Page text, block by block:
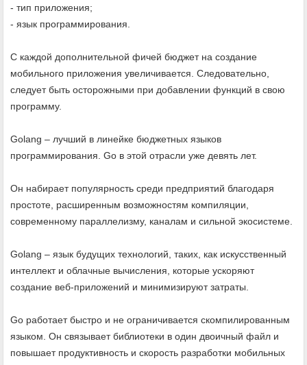
- тип приложения;
- язык программирования.
С каждой дополнительной фичей бюджет на создание
мобильного приложения увеличивается. Следовательно,
следует быть осторожными при добавлении функций в свою
программу.
Golang – лучший в линейке бюджетных языков
программирования. Go в этой отрасли уже девять лет.
Он набирает популярность среди предприятий благодаря
простоте, расширенным возможностям компиляции,
современному параллелизму, каналам и сильной экосистеме.
Golang – язык будущих технологий, таких, как искусственный
интеллект и облачные вычисления, которые ускоряют
создание веб-приложений и минимизируют затраты.
Go работает быстро и не ограничивается скомпилированным
языком. Он связывает библиотеки в один двоичный файл и
повышает продуктивность и скорость разработки мобильных